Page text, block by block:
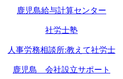
鹿児島給与計算センター
社労士塾
人事労務相談所:教えて社労士
鹿児島 会社設立サポート